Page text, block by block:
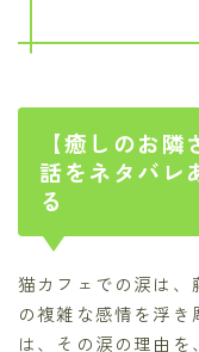
【癒しのお
話をネタバレ
る
猫カフェでの涙は、
の複雑な感情を浮
は、その涙の理由を